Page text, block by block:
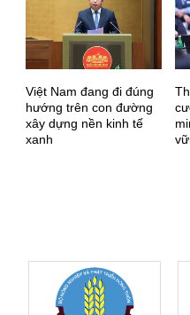
Việt Nam đang đi đúng
hướng trên con đường
xây dựng nền kinh tế
xanh